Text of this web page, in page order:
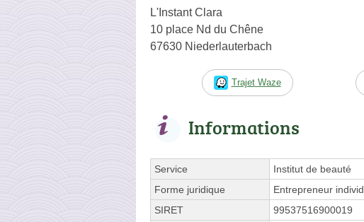
L'Instant Clara
10 place Nd du Chêne
67630 Niederlauterbach
Trajet Waze
Informations
Service
Institut de beauté
Forme juridique
Entrepreneur
SIRET
99537516900019